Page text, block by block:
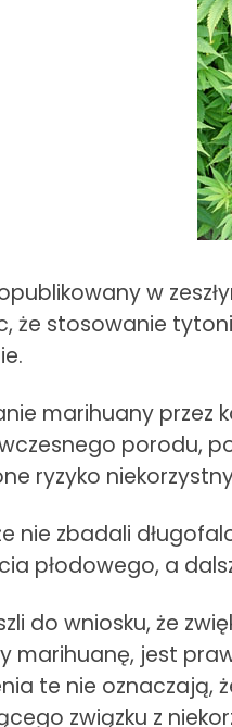
w
że stosowanie
marihuany przez
porodu,
ryzyko
nie zbadali
płodowego, a
do wniosku, że
marihuanę, jest
te nie
związku z